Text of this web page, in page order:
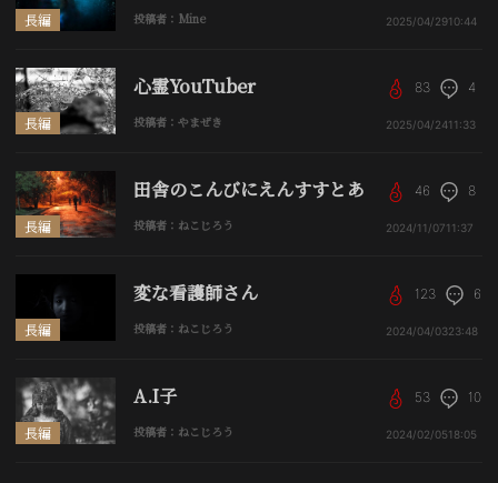
長編 投稿者：Mine 2025/04/2910:44
長編
心霊YouTuber
投稿者：やまぜき
83 4
2025/04/2411:33
長編
田舎のこんびにえんすすとあ
投稿者：ねこじろう
46 8
2024/11/0711:37
長編
変な看護師さん
投稿者：ねこじろう
123 6
2024/04/0323:48
長編
A.I子
投稿者：ねこじろう
53 10
2024/02/0518:05